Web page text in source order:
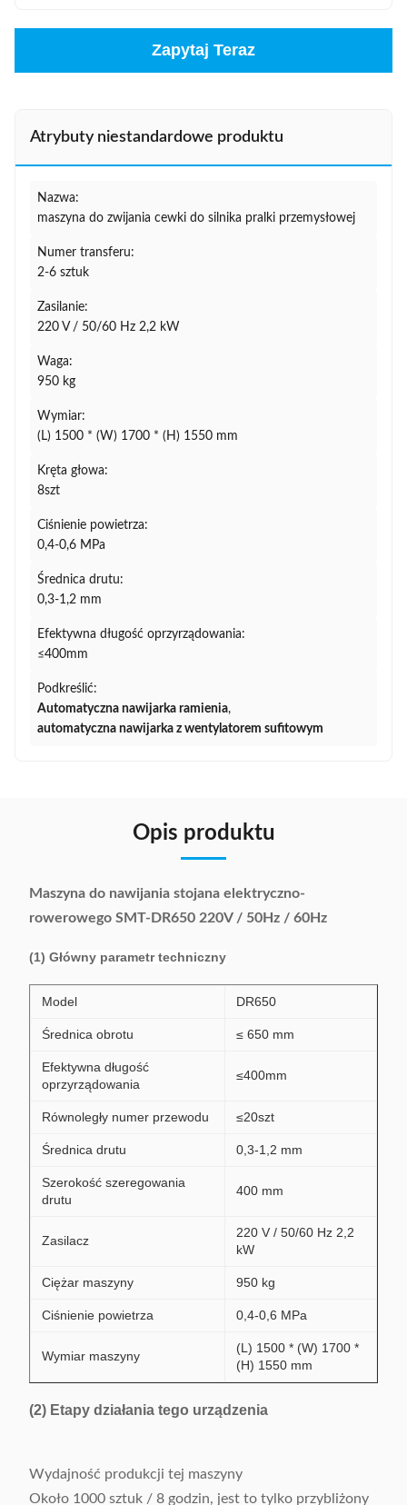
Zapytaj Teraz
Atrybuty niestandardowe produktu
Nazwa:
maszyna do zwijania cewki do silnika pralki przemysłowej
Numer transferu:
2-6 sztuk
Zasilanie:
220 V / 50/60 Hz 2,2 kW
Waga:
950 kg
Wymiar:
(L) 1500 * (W) 1700 * (H) 1550 mm
Kręta głowa:
8szt
Ciśnienie powietrza:
0,4-0,6 MPa
Średnica drutu:
0,3-1,2 mm
Efektywna długość oprzyrządowania:
≤400mm
Podkreślić:
Automatyczna nawijarka ramienia,
automatyczna nawijarka z wentylatorem sufitowym
Opis produktu
Maszyna do nawijania stojana elektryczno-
rowerowego SMT-DR650 220V / 50Hz / 60Hz
(1) Główny parametr techniczny
Model DR650
Średnica obrotu ≤ 650 mm
Efektywna długość
oprzyrządowania
≤400mm
Równoległy numer przewodu ≤20szt
Średnica drutu 0,3-1,2 mm
Szerokość szeregowania
drutu
400 mm
Zasilacz
220 V / 50/60 Hz 2,2
kW
Ciężar maszyny 950 kg
Ciśnienie powietrza 0,4-0,6 MPa
Wymiar maszyny
(L) 1500 * (W) 1700 *
(H) 1550 mm
(2) Etapy działania tego urządzenia
Wydajność produkcji tej maszyny
Około 1000 sztuk / 8 godzin, jest to tylko przybliżony